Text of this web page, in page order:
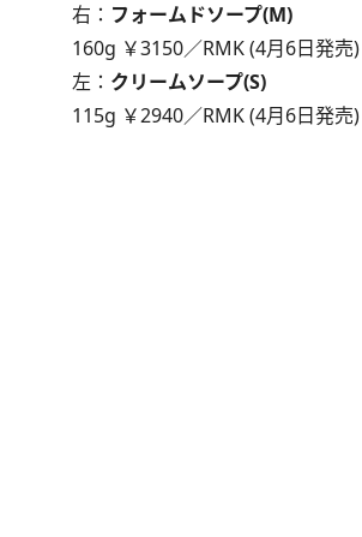
右： フォームドソープ(M)
160g ￥3150／RMK (4月6日発売)
左： クリームソープ(S)
115g ￥2940／RMK (4月6日発売)